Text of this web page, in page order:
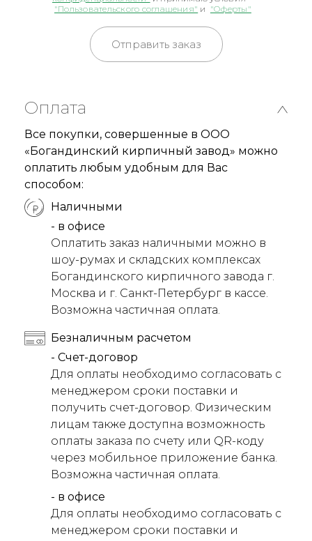
"Пользовательского соглашения" и "Оферты"
Отправить заказ
Оплата
Все покупки, совершенные в ООО
«Богандинский кирпичный завод» можно
оплатить любым удобным для Вас
способом:
Наличными
- в офисе
Оплатить заказ наличными можно в
шоу-румах и складских комплексах
Богандинского кирпичного завода г.
Москва и г. Санкт-Петербург в кассе.
Возможна частичная оплата.
Безналичным расчетом
- Счет-договор
Для оплаты необходимо согласовать с
менеджером сроки поставки и
получить счет-договор. Физическим
лицам также доступна возможность
оплаты заказа по счету или QR-коду
через мобильное приложение банка.
Возможна частичная оплата.
- в офисе
Для оплаты необходимо согласовать с
менеджером сроки поставки и